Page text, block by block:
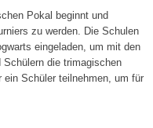
Pokal beginnt und
zu werden. Die Schulen
eingeladen, um mit den
Schülern die trimagischen
Schüler teilnehmen, um für